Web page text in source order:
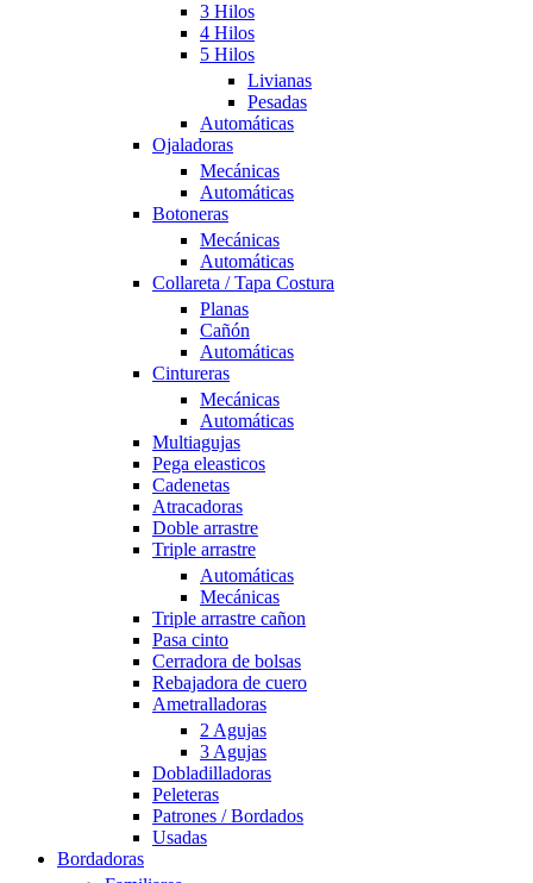
3 Hilos
4 Hilos
5 Hilos
Livianas
Pesadas
Automáticas
Ojaladoras
Mecánicas
Automáticas
Botoneras
Mecánicas
Automáticas
Collareta / Tapa Costura
Planas
Cañón
Automáticas
Cintureras
Mecánicas
Automáticas
Multiagujas
Pega eleasticos
Cadenetas
Atracadoras
Doble arrastre
Triple arrastre
Automáticas
Mecánicas
Triple arrastre cañon
Pasa cinto
Cerradora de bolsas
Rebajadora de cuero
Ametralladoras
2 Agujas
3 Agujas
Dobladilladoras
Peleteras
Patrones / Bordados
Usadas
Bordadoras